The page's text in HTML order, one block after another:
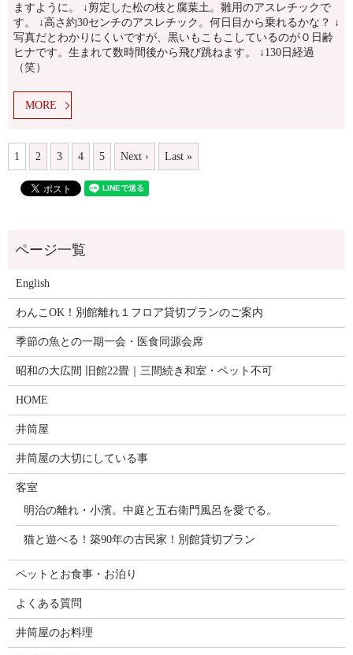
ますように。 ↓剪定した松の枝と腐葉土。雛用のアスレチックで
す。 ↓高さ約30センチのアスレチック。何日目から乗れるかな？ ↓
写真だとわかりにくいですが、黒いもこもこしているのが０日齢
ヒナです。生まれて数時間後から飛び跳ねます。 ↓130日経過
（笑）
MORE
1 2 3 4 5 Next › Last »
English
わんこOK！別館離れ１フロア貸切プランのご案内
季節の魚との一期一会・医食同源会席
昭和の大広間 旧館22畳｜三間続き和室・ペット不可
HOME
井筒屋
井筒屋の大切にしている事
客室
明治の離れ・小濱。中庭と五右衛門風呂を愛でる。
猫と遊べる！築90年の古民家！別館貸切プラン
ペットとお食事・お泊り
よくある質問
井筒屋のお料理